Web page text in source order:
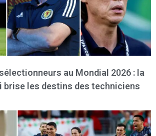
au Mondial 2026 : la
brise les destins des techniciens